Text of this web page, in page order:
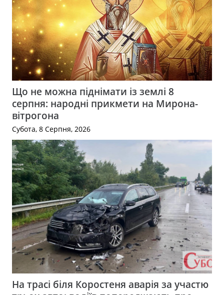
Що не можна піднімати із землі 8
серпня: народні прикмети на Мирона-
вітрогона
Субота, 8 Серпня, 2026
На трасі біля Коростеня аварія за участю